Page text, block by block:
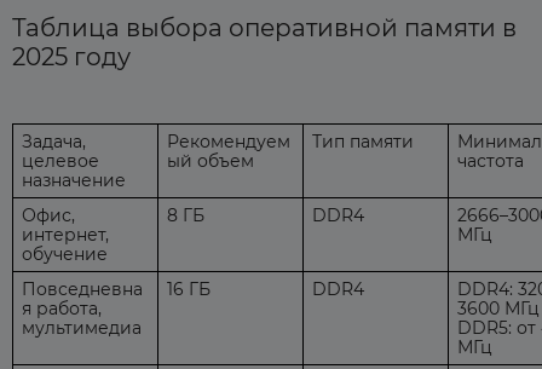
Таблица выбора оперативной памяти в
2025 году
Задача,
целевое
назначение
Рекомендуем
ый объем
Тип памяти
частота
Офис,
интернет,
обучение
8 ГБ DDR4
МГц
Повседневна
я работа,
мультимедиа
16 ГБ DDR4
DDR4:
3600 МГц
DDR5:
МГц